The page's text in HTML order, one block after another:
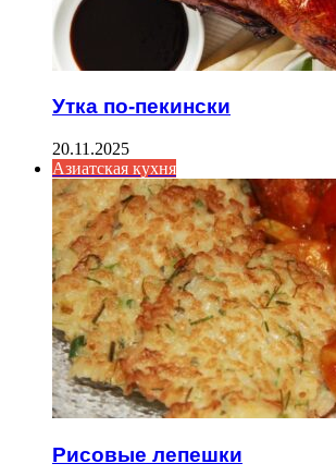
Утка по-пекински
20.11.2025
Азиатская кухня
Рисовые лепешки